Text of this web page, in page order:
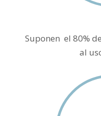
Suponen el 80%
al